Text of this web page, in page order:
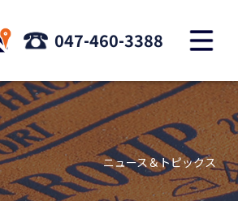
ACCESS 047-460-3388
店舗紹介
Shop information
お問い合わせ
Contact us
ニュース＆トピックス